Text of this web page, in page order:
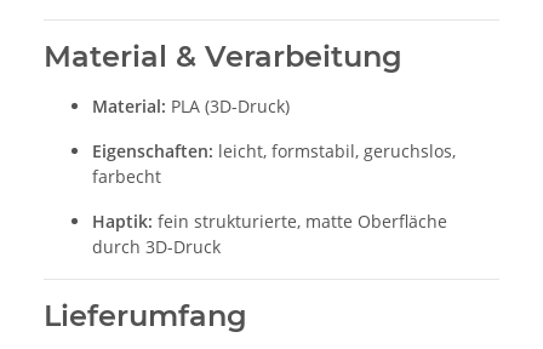
Material & Verarbeitung
Material: PLA (3D-Druck)
Eigenschaften: leicht, formstabil, geruchslos,
farbecht
Haptik: fein strukturierte, matte Oberfläche
durch 3D-Druck
Lieferumfang